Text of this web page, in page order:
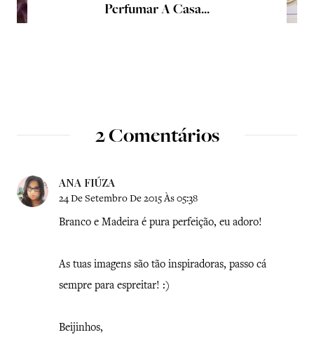
Perfumar A Casa...
2 Comentários
ANA FIÚZA
24 De Setembro De 2015 Às 05:38
Branco e Madeira é pura perfeição, eu adoro!
As tuas imagens são tão inspiradoras, passo cá
sempre para espreitar! :)
Beijinhos,